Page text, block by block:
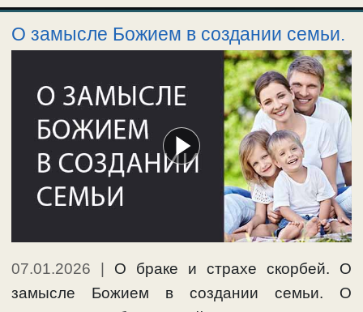
О замысле Божием в создании семьи.
07.01.2026
О браке и страхе скорбей. О
замысле Божием в создании семьи. О